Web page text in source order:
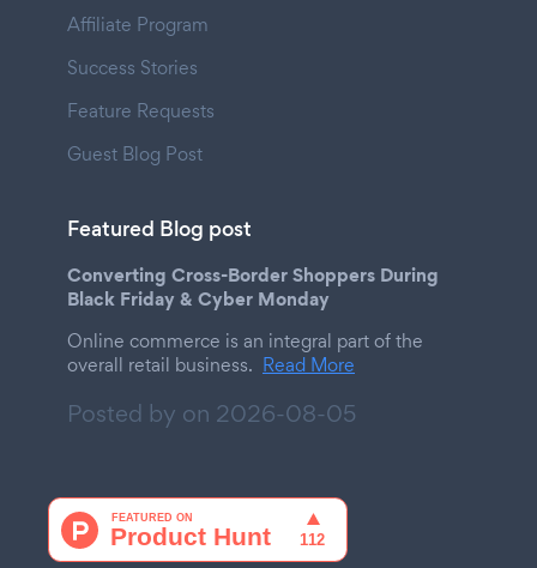
Affiliate Program
Success Stories
Feature Requests
Guest Blog Post
Featured Blog post
Converting Cross-Border Shoppers During
Black Friday & Cyber Monday
Online commerce is an integral part of the
overall retail business. Read More
Posted by on 2026-08-05